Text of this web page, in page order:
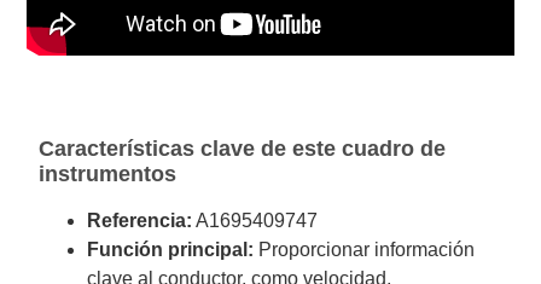
Características clave de este cuadro de
instrumentos
Referencia: A1695409747
Función principal: Proporcionar información
clave al conductor, como velocidad,